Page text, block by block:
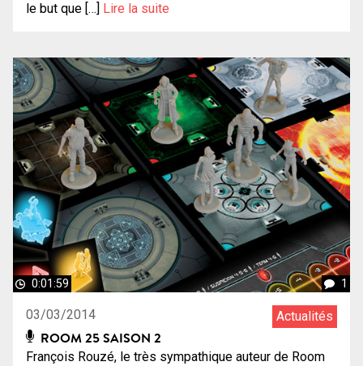
le but que […] Lire la suite
0:01:59 1
03/03/2014 Actualités
ROOM 25 SAISON 2
François Rouzé, le très sympathique auteur de Room